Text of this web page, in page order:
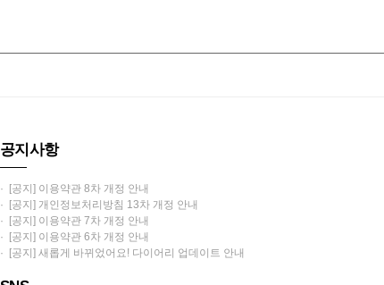
공지사항
· [공지] 이용약관 8차 개정 안내
· [공지] 개인정보처리방침 13차 개정 안내
· [공지] 이용약관 7차 개정 안내
· [공지] 이용약관 6차 개정 안내
· [공지] 새롭게 바뀌었어요! 다이어리 업데이트 안내